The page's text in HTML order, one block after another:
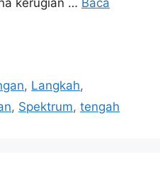
kerugian … Baca
, Langkah,
, Spektrum, tengah